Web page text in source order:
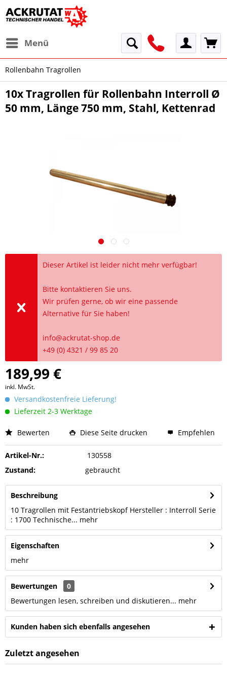
Menü
Rollenbahn Tragrollen
10x Tragrollen für Rollenbahn Interroll Ø
50 mm, Länge 750 mm, Stahl, Kettenrad
Dieser Artikel ist leider nicht mehr verfügbar!
Bitte kontaktieren Sie uns.
Wir prüfen gerne, ob wir eine passende
Alternative für Sie haben!
info@ackrutat-shop.de
+49 (0) 4321 / 99 85 20
189,99 €
inkl. MwSt.
Versandkostenfreie Lieferung!
Lieferzeit 2-3 Werktage
Bewerten Diese Seite drucken Empfehlen
Artikel-Nr.:
130558
Zustand:
gebraucht
Beschreibung
10 Tragrollen mit Festantriebskopf Hersteller : Interroll Serie
: 1700 Technische... mehr
Eigenschaften
mehr
Bewertungen
0
Bewertungen lesen, schreiben und diskutieren... mehr
Kunden haben sich ebenfalls angesehen
Zuletzt angesehen